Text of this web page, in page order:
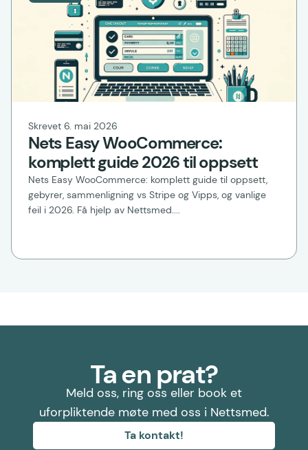
Skrevet 6. mai 2026
Nets Easy WooCommerce:
komplett guide 2026 til oppsett
Nets Easy WooCommerce: komplett guide til oppsett,
gebyrer, sammenligning vs Stripe og Vipps, og vanlige
feil i 2026. Få hjelp av Nettsmed....
Ta en prat?
Meld oss, ring oss eller book et
uforpliktende møte med oss i Nettsmed.
Ta kontakt!